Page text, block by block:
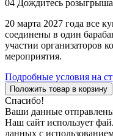
04 Дождитесь
20 марта 2027 года все
соединены в один
участии организаторов
мероприятия.
Подробные условия на
Положить товар в корзину
Спасибо!
Ваши данные
Наш сайт использует
данных с